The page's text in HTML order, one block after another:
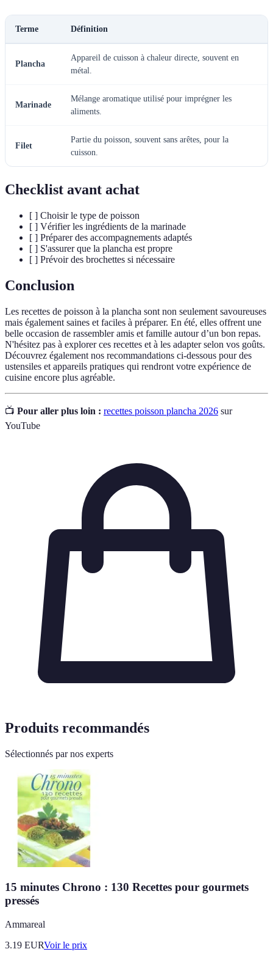
Terme Définition
Plancha
Appareil de cuisson à chaleur directe, souvent en
métal.
Marinade
Mélange aromatique utilisé pour imprégner les
aliments.
Filet
Partie du poisson, souvent sans arêtes, pour la
cuisson.
Checklist avant achat
[ ] Choisir le type de poisson
[ ] Vérifier les ingrédients de la marinade
[ ] Préparer des accompagnements adaptés
[ ] S'assurer que la plancha est propre
[ ] Prévoir des brochettes si nécessaire
Conclusion
Les recettes de poisson à la plancha sont non seulement savoureuses
mais également saines et faciles à préparer. En été, elles offrent une
belle occasion de rassembler amis et famille autour d’un bon repas.
N'hésitez pas à explorer ces recettes et à les adapter selon vos goûts.
Découvrez également nos recommandations ci-dessous pour des
ustensiles et appareils pratiques qui rendront votre expérience de
cuisine encore plus agréable.
📺 Pour aller plus loin : recettes poisson plancha 2026 sur
YouTube
Produits recommandés
Sélectionnés par nos experts
15 minutes Chrono : 130 Recettes pour gourmets
pressés
Ammareal
3.19 EURVoir le prix